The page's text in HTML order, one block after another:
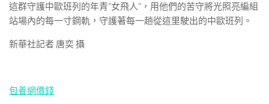
這群守護中歐班列的年青“女飛人”，用他們的苦守將光照亮編組
站場內的每一寸鋼軌，守護著每一趟從這里駛出的中歐班列。
新華社記者 唐奕 攝
包養網價錢